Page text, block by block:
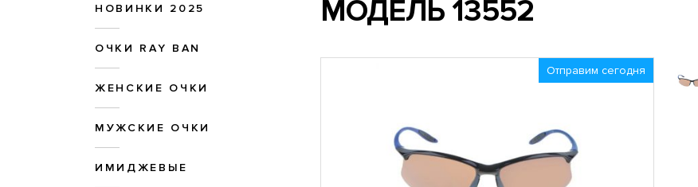
НОВИНКИ 2025
ОЧКИ RAY BAN
ЖЕНСКИЕ ОЧКИ
МУЖСКИЕ ОЧКИ
ИМИДЖЕВЫЕ
МОДЕЛЬ 13552
Отправим сегодня